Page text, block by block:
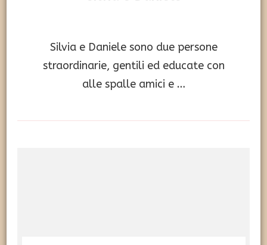
Silvia e Daniele sono due persone
straordinarie, gentili ed educate con
alle spalle amici e …